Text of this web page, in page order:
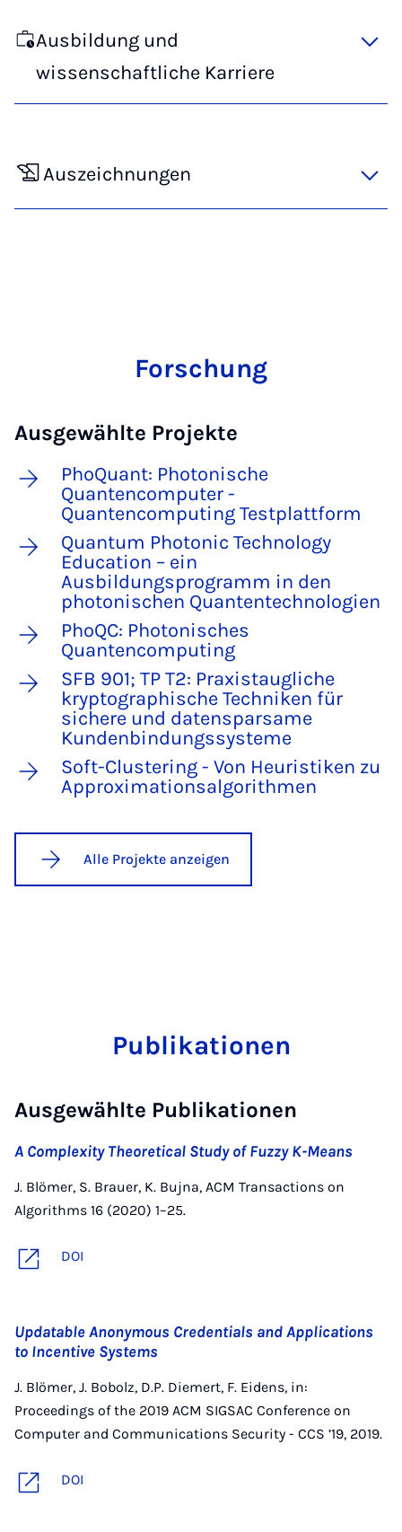
Ausbildung und
wissenschaftliche Karriere
Auszeichnungen
Forschung
Ausgewählte Projekte
PhoQuant: Photonische
Quantencomputer -
Quantencomputing Testplattform
Quantum Photonic Technology
Education – ein
Ausbildungsprogramm in den
photonischen Quantentechnologien
PhoQC: Photonisches
Quantencomputing
SFB 901; TP T2: Praxistaugliche
kryptographische Techniken für
sichere und datensparsame
Kundenbindungssysteme
Soft-Clustering - Von Heuristiken zu
Approximationsalgorithmen
Alle Projekte anzeigen
Publikationen
Ausgewählte Publikationen
A Complexity Theoretical Study of Fuzzy K-Means
J. Blömer, S. Brauer, K. Bujna, ACM Transactions on
Algorithms 16 (2020) 1–25.
DOI
Updatable Anonymous Credentials and Applications
to Incentive Systems
J. Blömer, J. Bobolz, D.P. Diemert, F. Eidens, in:
Proceedings of the 2019 ACM SIGSAC Conference on
Computer and Communications Security - CCS ’19, 2019.
DOI